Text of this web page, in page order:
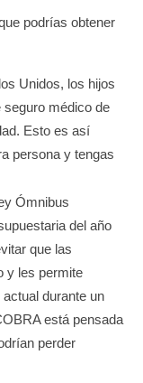
podrías obtener
Unidos, los hijos
seguro médico de
Esto es así
persona y tengas
Ómnibus
del año
que las
y les permite
durante un
está pensada
perder